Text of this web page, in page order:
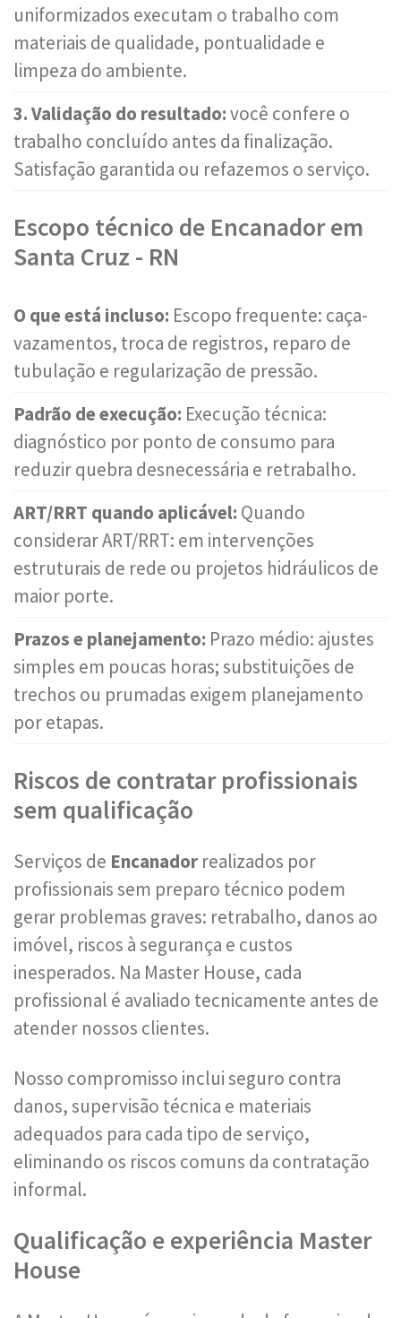
uniformizados executam o trabalho com
materiais de qualidade, pontualidade e
limpeza do ambiente.
3. Validação do resultado:você confere o
trabalho concluído antes da finalização.
Satisfação garantida ou refazemos o serviço.
Escopo técnico de Encanador em
Santa Cruz - RN
O que está incluso: Escopo frequente: caça-
vazamentos, troca de registros, reparo de
tubulação e regularização de pressão.
Padrão de execução: Execução técnica:
diagnóstico por ponto de consumo para
reduzir quebra desnecessária e retrabalho.
ART/RRT quando aplicável: Quando
considerar ART/RRT: em intervenções
estruturais de rede ou projetos hidráulicos de
maior porte.
Prazos e planejamento: Prazo médio: ajustes
simples em poucas horas; substituições de
trechos ou prumadas exigem planejamento
por etapas.
Riscos de contratar profissionais
sem qualificação
Serviços de Encanador realizados por
profissionais sem preparo técnico podem
gerar problemas graves: retrabalho, danos ao
imóvel, riscos à segurança e custos
inesperados. Na Master House, cada
profissional é avaliado tecnicamente antes de
atender nossos clientes.
Nosso compromisso inclui seguro contra
danos, supervisão técnica e materiais
adequados para cada tipo de serviço,
eliminando os riscos comuns da contratação
informal.
Qualificação e experiência Master
House